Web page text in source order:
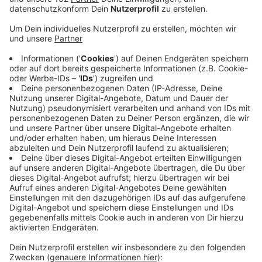
worden - sie hatten aber Revision eingelegt.
Veröffentlicht:Donnerstag, 14.01.2021 06:46
Anzeige
Im Prozess um einen Schlüsseldienst aus Geldern wird
heute das Urteil erwartet. Die beiden Angeklagten
waren 2018 zu sechseinhalb und knapp vier Jahren
Haft verurteilt worden, hatten aber Revision eingelegt.
Die heute 61 und 40 Jahre alten Männer sollen ihre
Kunden systematisch abgezockt, Steuern hinterzogen
und Löhne veruntreut haben. Die Ermittlungen hatten
sich damals über Jahre gezogen. 2016 war der Betrug
endgültig aufgeflogen. Bei einer Razzia waren damals
Luxuswagen und Geschäftspapiere sichergestellt